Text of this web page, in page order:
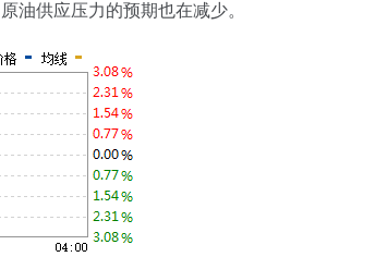
油供应压力的预期也在减少。